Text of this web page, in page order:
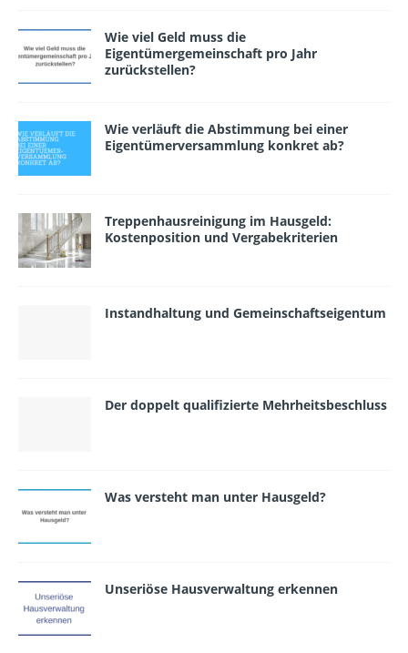
Wie viel Geld muss die
Eigentümergemeinschaft pro Jahr
zurückstellen?
Wie verläuft die Abstimmung bei einer
Eigentümerversammlung konkret ab?
Treppenhausreinigung im Hausgeld:
Kostenposition und Vergabekriterien
Instandhaltung und Gemeinschaftseigentum
Der doppelt qualifizierte Mehrheitsbeschluss
Was versteht man unter Hausgeld?
Unseriöse Hausverwaltung erkennen